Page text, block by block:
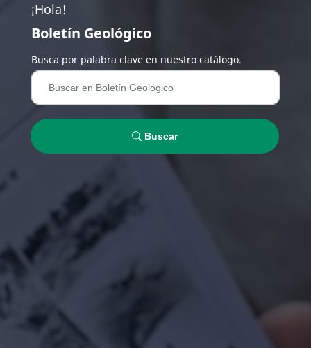
¡Hola!
Boletín Geológico
Busca por palabra clave en nuestro catálogo.
Buscar